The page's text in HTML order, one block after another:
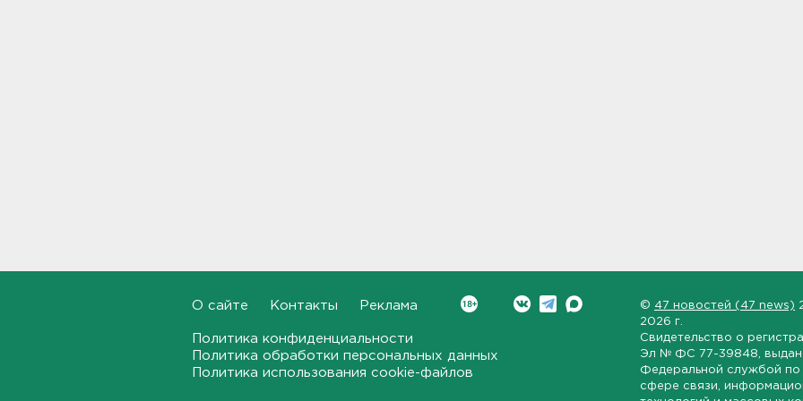
Журналистку Гордееву*
хотят объявить в розыск.
Подозревают в фейках об
О сайте Контакты Реклама
Политика конфиденциальности
Политика обработки персональных данных
Политика использования cookie-файлов
© 47 новостей (47 news)
2026 г.
Свидетельство о
Эл № ФС 77-39848 ,
Федеральной службой по
сфере связи,